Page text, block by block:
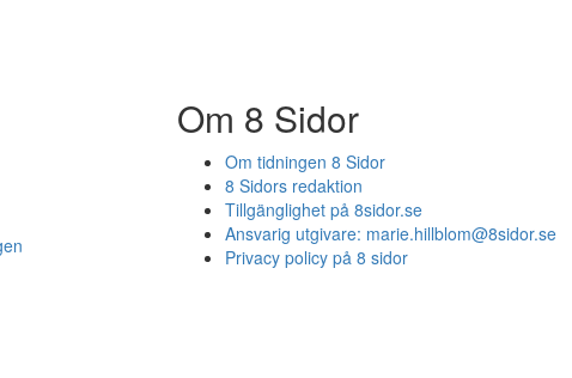
Om 8 Sidor
Om tidningen 8 Sidor
8 Sidors redaktion
Tillgänglighet på 8sidor.se
Ansvarig utgivare: marie.hillblom@8sidor.se
Privacy policy på 8 sidor